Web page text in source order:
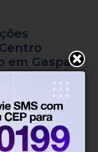
em Gaspar
a realização do